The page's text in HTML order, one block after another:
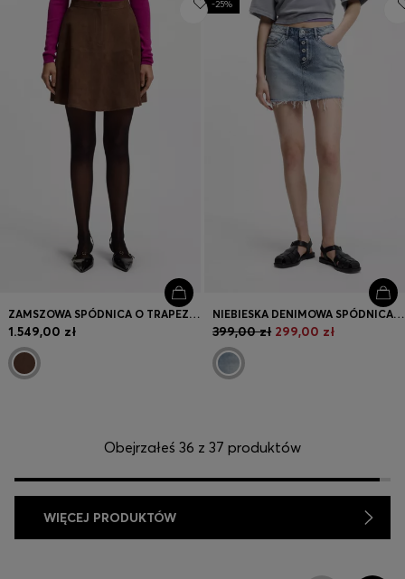
ZAMSZOWA SPÓDNICA O TRAPEZOWYM FASONIE
1.549,00 zł
-25%
NIEBIESKA DENIMOWA SPÓDNICA Z WIDOCZNYM ROZPIĘCIEM NA GUZIKI
399,00 zł 299,00 zł
Obejrzałeś 36 z 37 produktów
WIĘCEJ PRODUKTÓW